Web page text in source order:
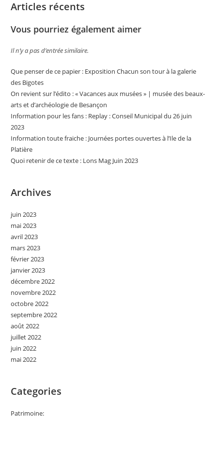
Articles récents
Vous pourriez également aimer
Il n’y a pas d’entrée similaire.
Que penser de ce papier : Exposition Chacun son tour à la galerie
des Bigotes
On revient sur l’édito : « Vacances aux musées » | musée des beaux-
arts et d’archéologie de Besançon
Information pour les fans : Replay : Conseil Municipal du 26 juin
2023
Information toute fraiche : Journées portes ouvertes à l’Ile de la
Platière
Quoi retenir de ce texte : Lons Mag Juin 2023
Archives
juin 2023
mai 2023
avril 2023
mars 2023
février 2023
janvier 2023
décembre 2022
novembre 2022
octobre 2022
septembre 2022
août 2022
juillet 2022
juin 2022
mai 2022
Categories
Patrimoine: